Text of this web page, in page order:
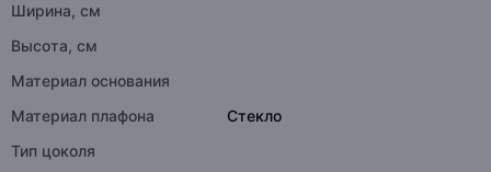
Ширина, см
Высота, см
Материал основания
Материал плафона
Стекло
Тип цоколя